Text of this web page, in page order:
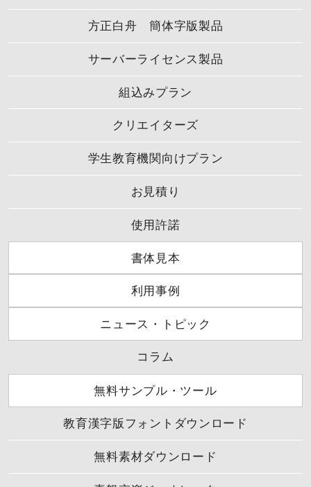
方正白舟 簡体字版製品
サーバーライセンス製品
組込みプラン
クリエイターズ
学生教育機関向けプラン
お見積り
使用許諾
書体見本
利用事例
ニュース・トピック
コラム
無料サンプル・ツール
教育漢字版フォントダウンロード
無料素材ダウンロード